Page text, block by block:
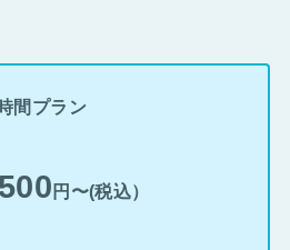
間プラン
円〜(税込）